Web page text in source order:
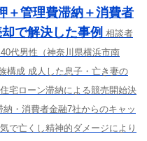
＋管理費滞納＋消費者
で解決した事例 相談者
代男性（神奈川県横浜市南
構成 成人した息子・亡き妻の
宅ローン滞納による競売開始決
・消費者金融7社からのキャッ
で亡くし精神的ダメージにより